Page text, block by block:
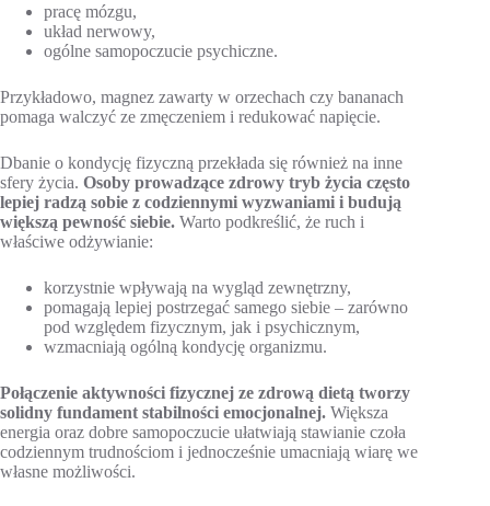
pracę mózgu,
układ nerwowy,
ogólne samopoczucie psychiczne.
Przykładowo, magnez zawarty w orzechach czy bananach
pomaga walczyć ze zmęczeniem i redukować napięcie.
Dbanie o kondycję fizyczną przekłada się również na inne
sfery życia. Osoby prowadzące zdrowy tryb życia często
lepiej radzą sobie z codziennymi wyzwaniami i budują
większą pewność siebie. Warto podkreślić, że ruch i
właściwe odżywianie:
korzystnie wpływają na wygląd zewnętrzny,
pomagają lepiej postrzegać samego siebie – zarówno
pod względem fizycznym, jak i psychicznym,
wzmacniają ogólną kondycję organizmu.
Połączenie aktywności fizycznej ze zdrową dietą tworzy
solidny fundament stabilności emocjonalnej. Większa
energia oraz dobre samopoczucie ułatwiają stawianie czoła
codziennym trudnościom i jednocześnie umacniają wiarę we
własne możliwości.